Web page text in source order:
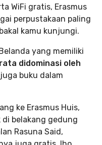
WiFi gratis, Erasmus
perpustakaan paling
kamu kunjungi.
yang memiliki
didominasi oleh
buku dalam
ke Erasmus Huis,
belakang gedung
Rasuna Said,